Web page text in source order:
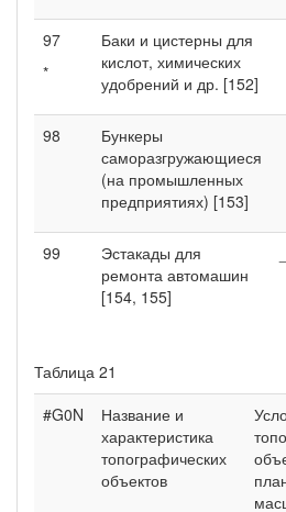
97
*
Баки и цистерны для
кислот, химических
удобрений и др. [152]
98
Бункеры
саморазгружающиеся
(на промышленных
предприятиях) [153]
99
Эстакады для
ремонта автомашин
[154, 155]
Таблица 21
#G0N
Название и
характеристика
топографических
объектов